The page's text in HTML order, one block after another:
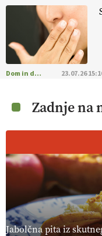
Dom in družina 23.07.26
Zadnje na
Jabolčna pita iz